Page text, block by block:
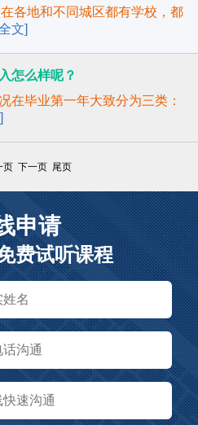
各地和不同城区都有学校，都
文]
怎么样呢？
在毕业第一年大致分为三类：
页 下一页 尾页
申请
费试听课程